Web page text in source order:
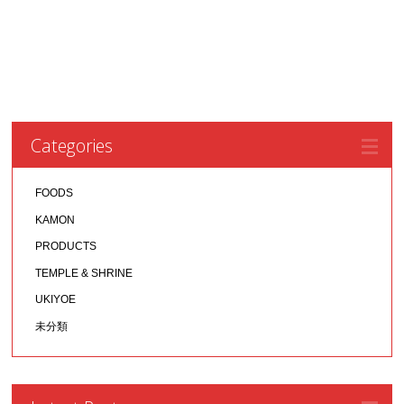
Categories
FOODS
KAMON
PRODUCTS
TEMPLE & SHRINE
UKIYOE
未分類